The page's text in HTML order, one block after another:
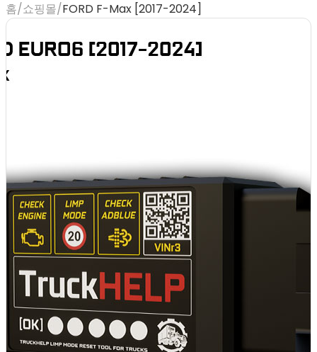
홈/쇼핑몰/FORD F-Max [2017-2024]